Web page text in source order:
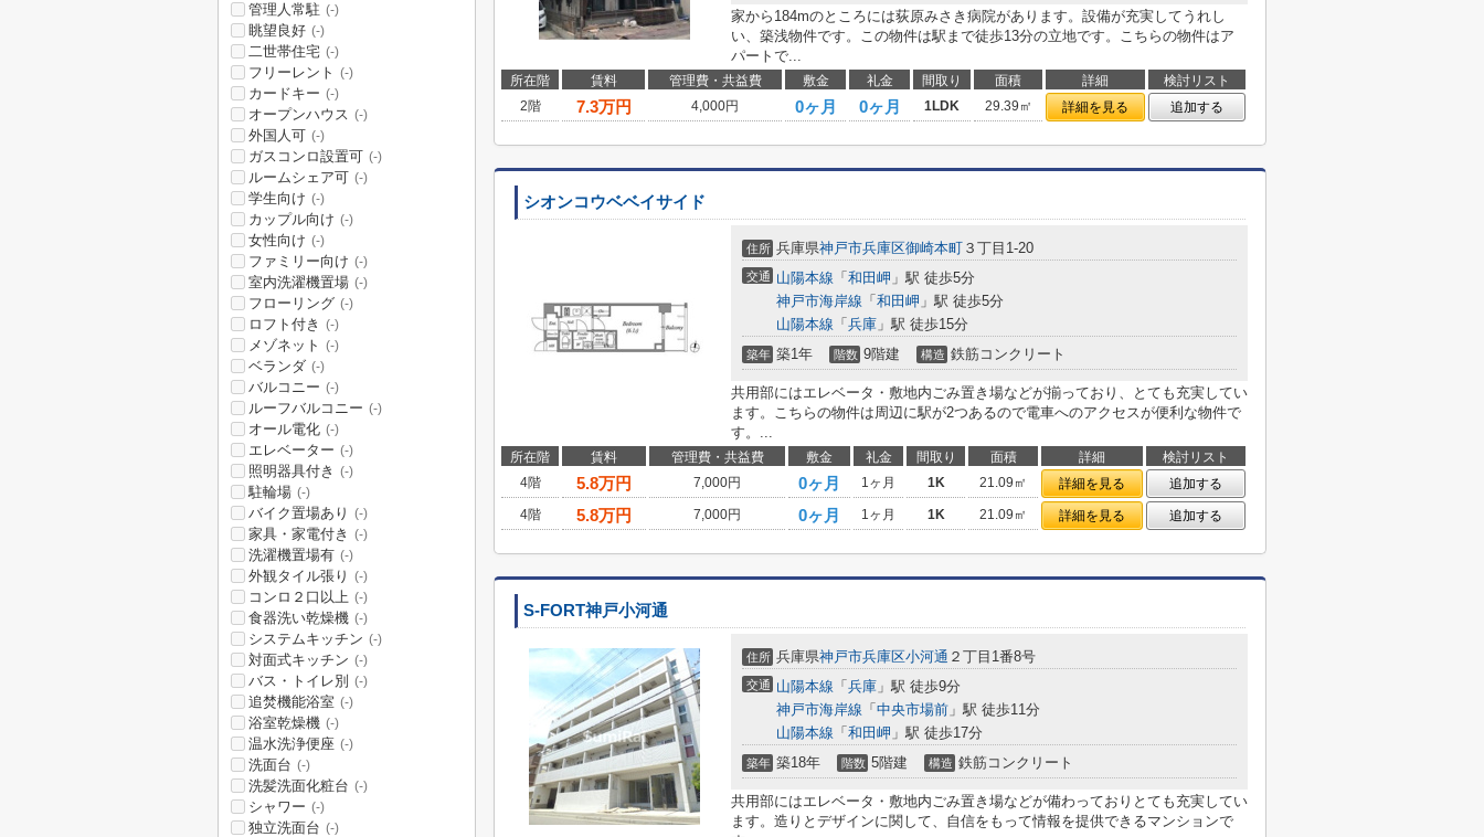
家から184mのところには荻原みさき病院があります。設備が充実してうれし
い、築浅物件です。この物件は駅まで徒歩13分の立地です。こちらの物件はア
パートで...
所在階 賃料 管理費・共益費 敷金 礼金 間取り 面積 詳細
検討リスト
2階
7.3万円 4,000円 0ヶ月 0ヶ月 1LDK 29.39㎡ 詳細を見る 追加する
シオンコウベベイサイド
住所 兵庫県神戸市兵庫区御崎本町 ３丁目1-20
交通 山陽本線 「 和田岬 」駅 徒歩5分
神戸市海岸線 「 和田岬 」駅 徒歩5分
山陽本線 「 兵庫 」駅 徒歩15分
築年 築1年 階数 9階建 構造 鉄筋コンクリート
共用部にはエレベータ・敷地内ごみ置き場などが揃っており、とても充実してい
ます。こちらの物件は周辺に駅が2つあるので電車へのアクセスが便利な物件で
す。...
所在階 賃料 管理費・共益費 敷金 礼金 間取り 面積 詳細
検討リスト
4階
5.8万円 7,000円 0ヶ月 1ヶ月 1K 21.09㎡ 詳細を見る
追加する
4階
5.8万円 7,000円 0ヶ月 1ヶ月 1K 21.09㎡ 詳細を見る 追加する
S-FORT神戸小河通
住所 兵庫県神戸市兵庫区小河通 ２丁目1番8号
交通 山陽本線 「 兵庫 」駅 徒歩9分
神戸市海岸線 「 中央市場前 」駅 徒歩11分
山陽本線 「 和田岬 」駅 徒歩17分
築年 築18年 階数 5階建 構造 鉄筋コンクリート
共用部にはエレベータ・敷地内ごみ置き場などが備わっておりとても充実してい
ます。造りとデザインに関して、自信をもって情報を提供できるマンションで
管理人常駐 (-)
眺望良好 (-)
二世帯住宅 (-)
フリーレント (-)
カードキー (-)
オープンハウス (-)
外国人可 (-)
ガスコンロ設置可 (-)
ルームシェア可 (-)
学生向け (-)
カップル向け (-)
女性向け (-)
ファミリー向け (-)
室内洗濯機置場 (-)
フローリング (-)
ロフト付き (-)
メゾネット (-)
ベランダ (-)
バルコニー (-)
ルーフバルコニー (-)
オール電化 (-)
エレベーター (-)
照明器具付き (-)
駐輪場 (-)
バイク置場あり (-)
家具・家電付き (-)
洗濯機置場有 (-)
外観タイル張り (-)
コンロ２口以上 (-)
食器洗い乾燥機 (-)
システムキッチン (-)
対面式キッチン (-)
バス・トイレ別 (-)
追焚機能浴室 (-)
浴室乾燥機 (-)
温水洗浄便座 (-)
洗面台 (-)
洗髪洗面化粧台 (-)
シャワー (-)
独立洗面台 (-)